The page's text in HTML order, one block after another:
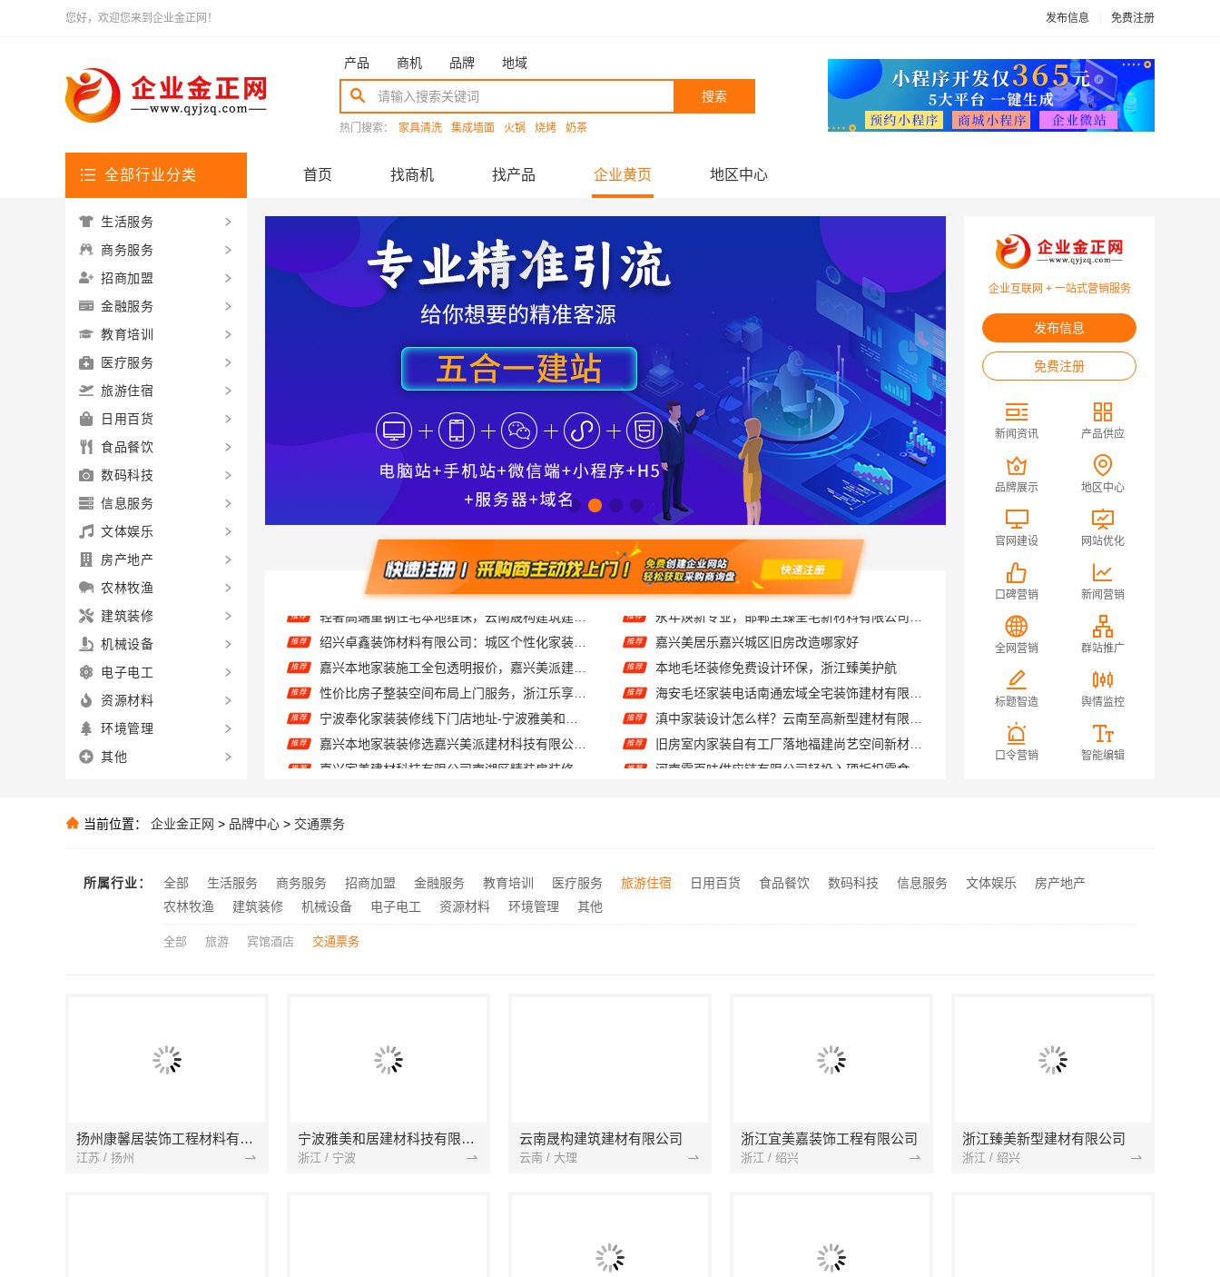
您好，欢迎您来到企业金正网！ 发布信息 免费注册
产品 商机 品牌 地域
搜索
热门搜索： 家具清洗 集成墙面 火锅 烧烤 奶茶
全部行业分类 首页 找商机 找产品 企业黄页 地区中心
推荐 绍兴卓鑫装饰材料有限公司：城区个性化家装免费上门量房
推荐 嘉兴本地家装施工全包透明报价，嘉兴美派建材科技闭口合同
推荐 性价比房子整装空间布局上门服务，浙江乐享新材料有限公司品质之选
推荐 宁波奉化家装装修线下门店地址-宁波雅美和居建材科技有限公司
推荐 嘉兴本地家装装修选嘉兴美派建材科技有限公司，性价比高
推荐 嘉兴家美建材科技有限公司南湖区精装房装修怎么样
推荐
同城快装湖北本地婚房一站式装修一口价工期保障
推荐 轻奢高端重钢住宅本地维保，云南晟构建筑建材有限公司售后
推荐 嘉兴美居乐嘉兴城区旧房改造哪家好
推荐 本地毛坯装修免费设计环保，浙江臻美护航
推荐
推荐 滇中家装设计怎么样？云南至高新型建材有限公司设计专业
推荐 旧房室内家装自有工厂落地福建尚艺空间新材料科技有限公司
推荐 河南零百味供应链有限公司轻投入硬折扣零食长久经营
大连MBA培训机构选哪家 社科赛斯MBA考研定制专属学生方案
企业互联网 + 一站式营销服务
发布信息
免费注册
新闻资讯 产品供应
品牌展示 地区中心
官网建设 网站优化
口碑营销 新闻营销
全网营销 群站推广
标题智造 舆情监控
口令营销 智能编辑
生活服务
商务服务
招商加盟
金融服务
教育培训
医疗服务
旅游住宿
日用百货
食品餐饮
数码科技
信息服务
文体娱乐
房产地产
农林牧渔
建筑装修
机械设备
电子电工
资源材料
环境管理
其他
当前位置： 企业金正网 > 品牌中心 > 交通票务
所属行业： 全部 生活服务 商务服务 招商加盟 金融服务 教育培训 医疗服务 旅游住宿 日用百货 食品餐饮 数码科技 信息服务 文体娱乐
房产地产
农林牧渔
建筑装修 机械设备 电子电工 资源材料 环境管理 其他
全部 旅游 宾馆酒店 交通票务
扬州康馨居装饰工程材料有限公司
江苏 / 扬州
宁波雅美和居建材科技有限公司
浙江 / 宁波
云南晟构建筑建材有限公司
云南 / 大理
浙江宜美嘉装饰工程有限公司
浙江 / 绍兴
浙江臻美新型建材有限公司
浙江 / 绍兴